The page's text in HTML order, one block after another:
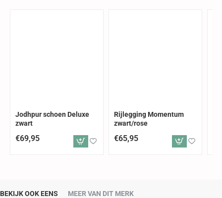
Jodhpur schoen Deluxe
zwart
€69,95
Rijlegging Momentum
zwart/rose
€65,95
BEKIJK OOK EENS MEER VAN DIT MERK